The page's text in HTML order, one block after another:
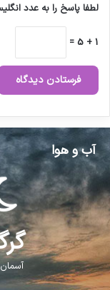
لطفا پاسخ را به عدد
1 + 5 =
آب و هوا